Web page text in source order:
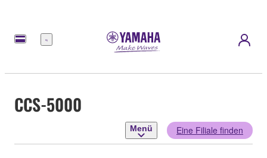
Menü
CCS-5000
Menü Eine Filiale finden